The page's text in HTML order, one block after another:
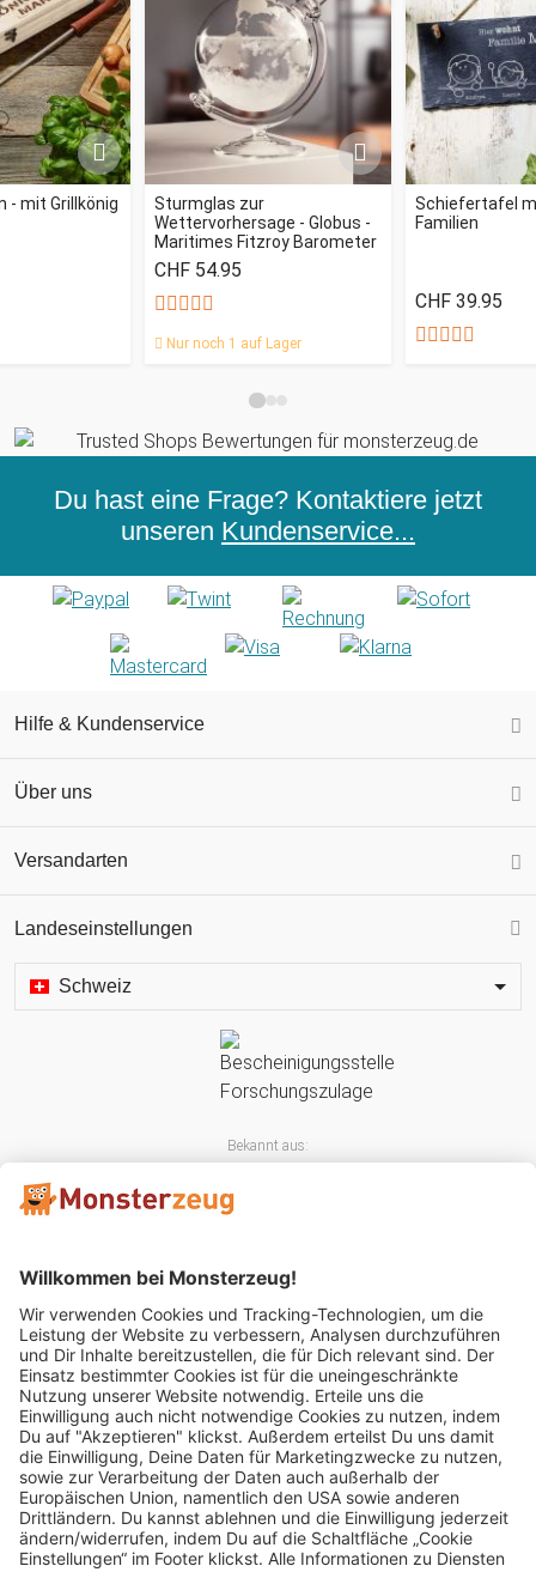
- mit Grillkönig
Sturmglas zur
Wettervorhersage - Globus -
Maritimes Fitzroy Barometer
CHF 54.95
Nur noch 1 auf Lager
Schiefertafel
Familien
CHF 39.95
Du hast eine Frage? Kontaktiere jetzt
unseren Kundenservice...
Hilfe & Kundenservice
Über uns
Versandarten
Landeseinstellungen
Schweiz
Bekannt aus:
Mitglied im: